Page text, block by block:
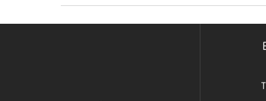
Ιμάντας Θαμνοκοπτικού Διπλός
Αυξήστε την αποδοτικότητα και την άνεση